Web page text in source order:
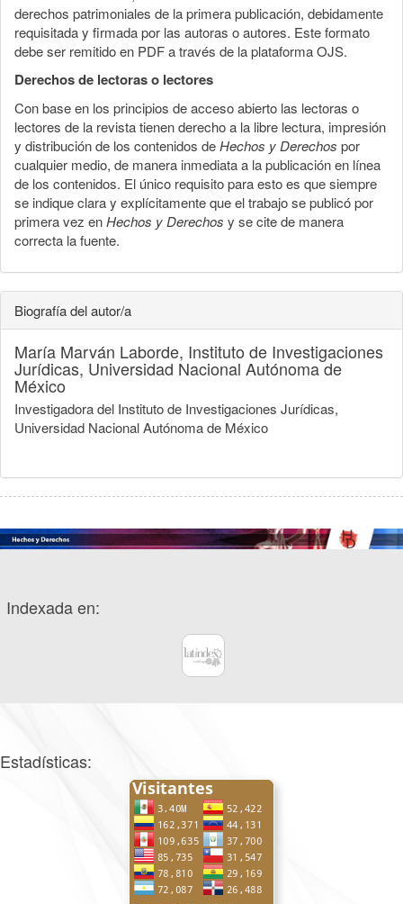
derechos patrimoniales de la primera publicación, debidamente
requisitada y firmada por las autoras o autores. Este formato
debe ser remitido en PDF a través de la plataforma OJS.
Derechos de lectoras o lectores
Con base en los principios de acceso abierto las lectoras o
lectores de la revista tienen derecho a la libre lectura, impresión
y distribución de los contenidos deHechos y Derechos por
cualquier medio, de manera inmediata a la publicación en línea
de los contenidos. El único requisito para esto es que siempre
se indique clara y explícitamente que el trabajo se publicó por
primera vez enHechos y Derechos y se cite de manera
correcta la fuente.
Biografía del autor/a
María Marván Laborde, Instituto de Investigaciones
Jurídicas, Universidad Nacional Autónoma de
México
Investigadora del Instituto de Investigaciones Jurídicas,
Universidad Nacional Autónoma de México
Indexada en:
Estadísticas: